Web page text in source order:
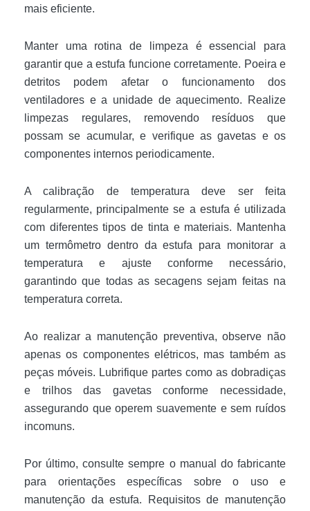
mais eficiente.
Manter uma rotina de limpeza é essencial para
garantir que a estufa funcione corretamente. Poeira e
detritos podem afetar o funcionamento dos
ventiladores e a unidade de aquecimento. Realize
limpezas regulares, removendo resíduos que
possam se acumular, e verifique as gavetas e os
componentes internos periodicamente.
A calibração de temperatura deve ser feita
regularmente, principalmente se a estufa é utilizada
com diferentes tipos de tinta e materiais. Mantenha
um termômetro dentro da estufa para monitorar a
temperatura e ajuste conforme necessário,
garantindo que todas as secagens sejam feitas na
temperatura correta.
Ao realizar a manutenção preventiva, observe não
apenas os componentes elétricos, mas também as
peças móveis. Lubrifique partes como as dobradiças
e trilhos das gavetas conforme necessidade,
assegurando que operem suavemente e sem ruídos
incomuns.
Por último, consulte sempre o manual do fabricante
para orientações específicas sobre o uso e
manutenção da estufa. Requisitos de manutenção